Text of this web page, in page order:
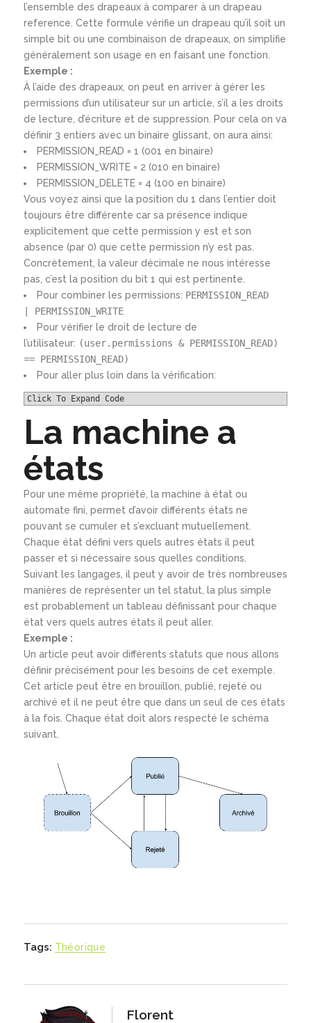
l’ensemble des drapeaux à comparer à un drapeau
reference. Cette formule vérifie un drapeau qu’il soit un
simple bit ou une combinaison de drapeaux, on simplifie
généralement son usage en en faisant une fonction.
Exemple :
À l’aide des drapeaux, on peut en arriver à gérer les
permissions d’un utilisateur sur un article, s’il a les droits
de lecture, d’écriture et de suppression. Pour cela on va
définir 3 entiers avec un binaire glissant, on aura ainsi:
PERMISSION_READ = 1 (001 en binaire)
PERMISSION_WRITE = 2 (010 en binaire)
PERMISSION_DELETE = 4 (100 en binaire)
Vous voyez ainsi que la position du 1 dans l’entier doit
toujours être différente car sa présence indique
explicitement que cette permission y est et son
absence (par 0) que cette permission n’y est pas.
Concrètement, la valeur décimale ne nous intéresse
pas, c’est la position du bit 1 qui est pertinente.
Pour combiner les permissions: PERMISSION_READ
| PERMISSION_WRITE
Pour vérifier le droit de lecture de
l’utilisateur: (user.permissions & PERMISSION_READ)
== PERMISSION_READ)
Pour aller plus loin dans la vérification:
Click To Expand Code
La machine a
états
Pour une même propriété, la machine à état ou
automate fini, permet d’avoir différents états ne
pouvant se cumuler et s’excluant mutuellement.
Chaque état défini vers quels autres états il peut
passer et si nécessaire sous quelles conditions.
Suivant les langages, il peut y avoir de très nombreuses
manières de représenter un tel statut, la plus simple
est probablement un tableau définissant pour chaque
état vers quels autres états il peut aller.
Exemple :
Un article peut avoir différents statuts que nous allons
définir précisément pour les besoins de cet exemple.
Cet article peut être en brouillon, publié, rejeté ou
archivé et il ne peut être que dans un seul de ces états
à la fois. Chaque état doit alors respecté le schéma
suivant.
Tags: Théorique
Florent